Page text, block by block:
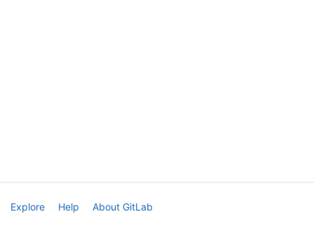
Explore Help About GitLab